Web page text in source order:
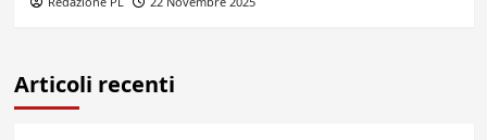
Articoli recenti